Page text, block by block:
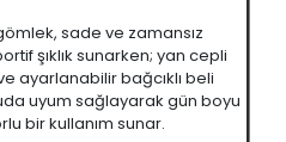
sade ve zamansız
şıklık sunarken; yan cepli
ayarlanabilir bağcıklı beli
uyum sağlayarak gün boyu
bir kullanım sunar.